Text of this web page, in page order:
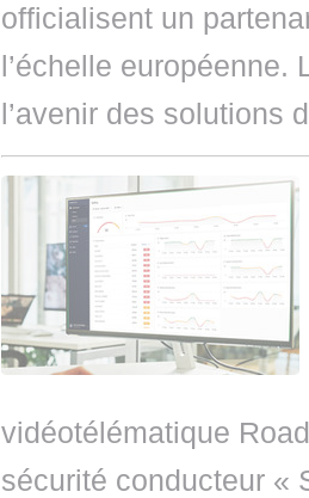
officialisent un
l’échelle européenne.
l’avenir des solutions
vidéotélématique
sécurité conducteur «